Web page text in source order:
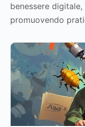
benessere
promuovendo